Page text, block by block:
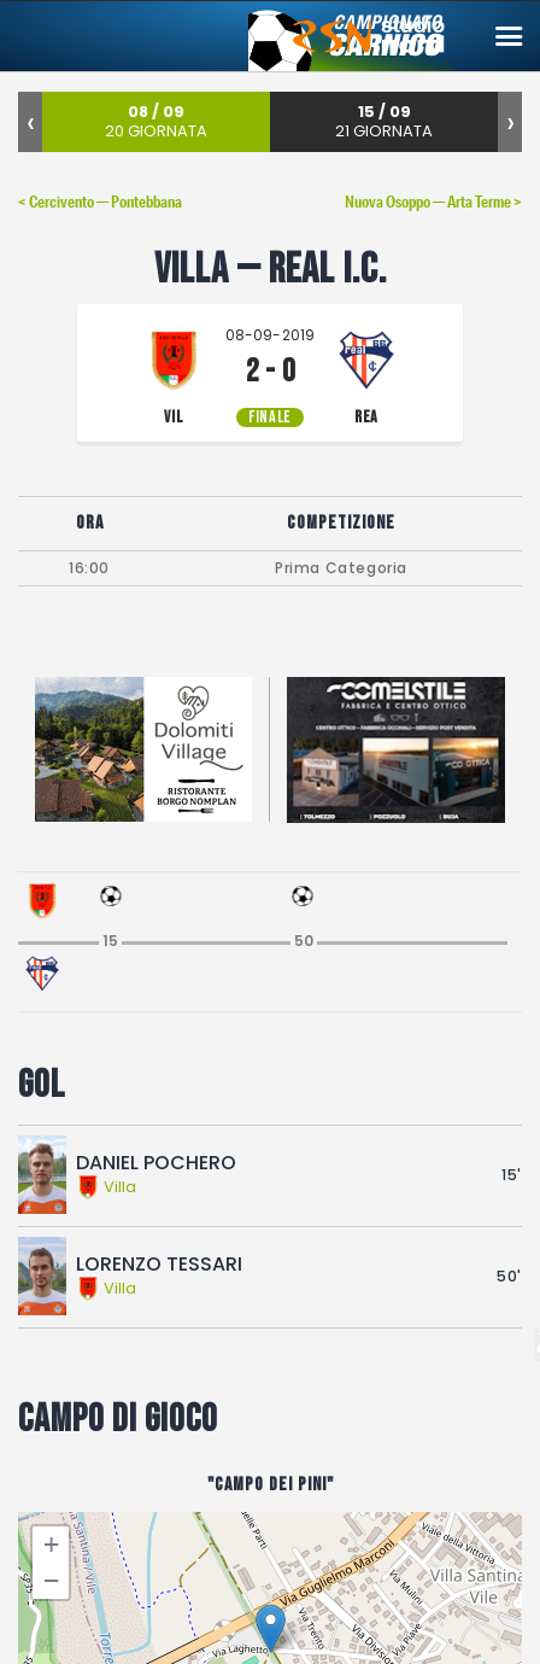
Coppa Carnia
Albo d’oro
Partita Party
Supercoppa
ERREA Cup
Squadre
News
Migliori
Albo d’oro
08 / 09
20 GIORNATA
15 / 09
21 GIORNATA
‹ ›
< Cercivento — Pontebbana Nuova Osoppo — Arta Terme >
Villa — Real I.C.
08-09-2019
2 - 0
FINALE
VIL REA
Ora Competizione
16:00 Prima Categoria
15 50
Gol
DANIEL POCHERO
Villa
15'
LORENZO TESSARI
Villa
50'
Campo di gioco
"Campo Dei Pini"
+
−